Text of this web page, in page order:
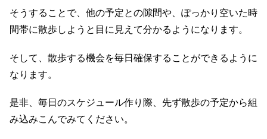
そうすることで、他の予定との隙間や、ぽっかり空いた時
間帯に散歩しようと目に見えて分かるようになります。
そして、散歩する機会を毎日確保することができるように
なります。
是非、毎日のスケジュール作り際、先ず散歩の予定から組
み込みこんでみてください。